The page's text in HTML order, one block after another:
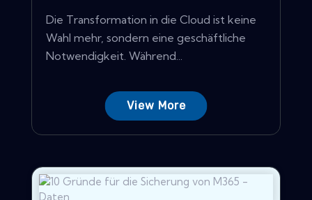
Die Transformation in die Cloud ist keine
Wahl mehr, sondern eine geschäftliche
Notwendigkeit. Während...
View More